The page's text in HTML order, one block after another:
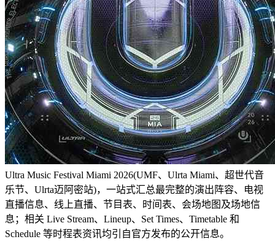
Ultra Music Festival Miami 2026(UMF、Ulrta Miami、超世代音
乐节、Ulrta迈阿密站)，一站式汇总最完整的演出阵容、电视
直播信息、线上直播、节目表、时间表、会场地图及场地信
息；相关 Live Stream、Lineup、Set Times、Timetable 和
Schedule 等时程表资讯均引自官方发布的公开信息。